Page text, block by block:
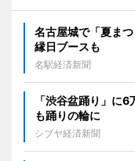
名古屋城で「夏ま
縁日ブースも
名駅経済新聞
「渋谷盆踊り」
も踊りの輪に
シブヤ経済新聞